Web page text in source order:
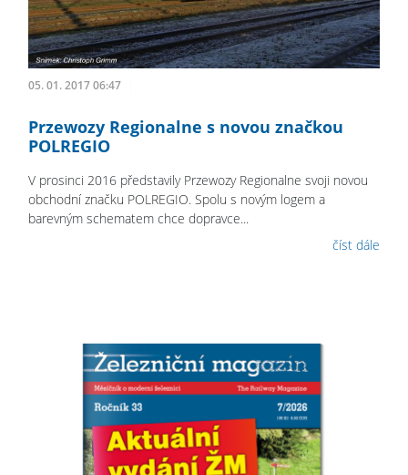
05. 01. 2017 06:47
Przewozy Regionalne s novou značkou
POLREGIO
V prosinci 2016 představily Przewozy Regionalne svoji novou
obchodní značku POLREGIO. Spolu s novým logem a
barevným schematem chce dopravce...
číst dále